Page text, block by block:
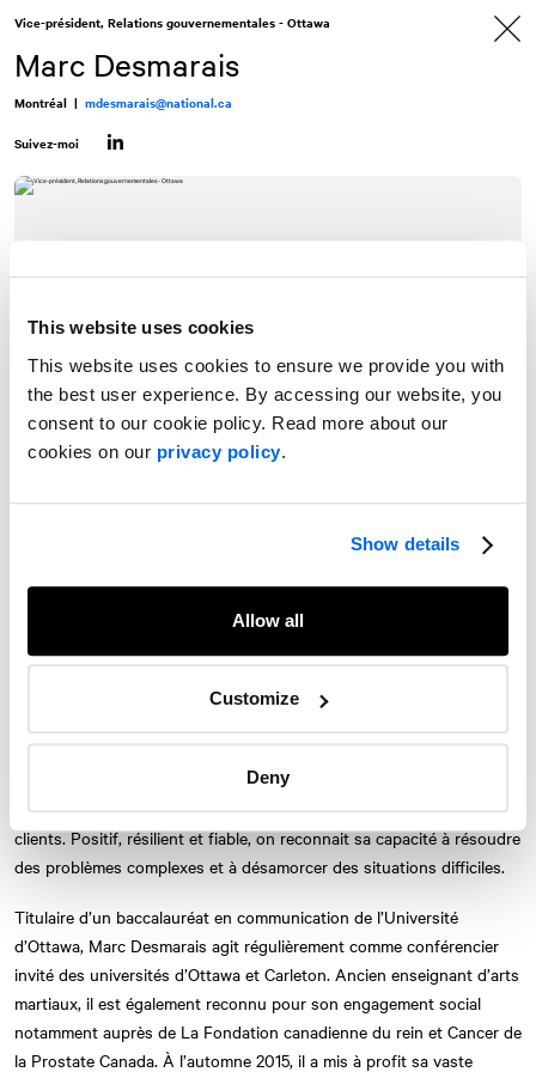
This website uses cookies
This website uses cookies to ensure we provide you with
the best user experience. By accessing our website, you
consent to our cookie policy. Read more about our
cookies on our privacy policy.
Show details
Allow all
Customize
Deny
contenu
navigation
Vice-président, Relations gouvernementales - Ottawa
Marc Desmarais
Montréal | mdesmarais@national.ca
Suivez-moi
Marc Desmarais a été reconnu à plusieurs reprises parmi les 100
lobbyistes les plus influents à Ottawa selon The Hill Times et
Maclean’s. Au cours des 30 dernières années, il a développé une
des postes de haute direction au gouvernement fédéral et dans les
secteurs de la santé, des relations gouvernementales et des
politiques publiques.
Bilingue, Marc jouit d’un large réseau de contacts partout au pays.
Fin stratège, il est motivé par l’atteinte des objectifs d’affaires de ses
clients. Positif, résilient et fiable, on reconnait sa capacité à résoudre
des problèmes complexes et à désamorcer des situations difficiles.
Titulaire d’un baccalauréat en communication de l’Université
d’Ottawa, Marc Desmarais agit régulièrement comme conférencier
invité des universités d’Ottawa et Carleton. Ancien enseignant d’arts
martiaux, il est également reconnu pour son engagement social
notamment auprès de La Fondation canadienne du rein et Cancer de
la Prostate Canada. À l’automne 2015, il a mis à profit sa vaste
© 2026 Le Cabinet de relations publiques NATIONAL, une entreprise d’AVENIR
GLOBAL
Carte du site
S'abonner Nous joindre
Facebook